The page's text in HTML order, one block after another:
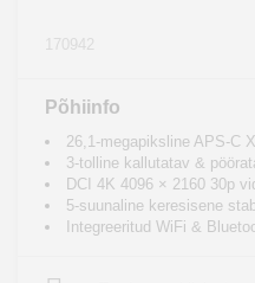
170942
Põhiinfo
26,1-megapiksline APS-C
3-tolline kallutatav &
DCI 4K 4096 × 2160 30p
5-suunaline keresisene
Integreeritud WiFi &
Sport
hobi